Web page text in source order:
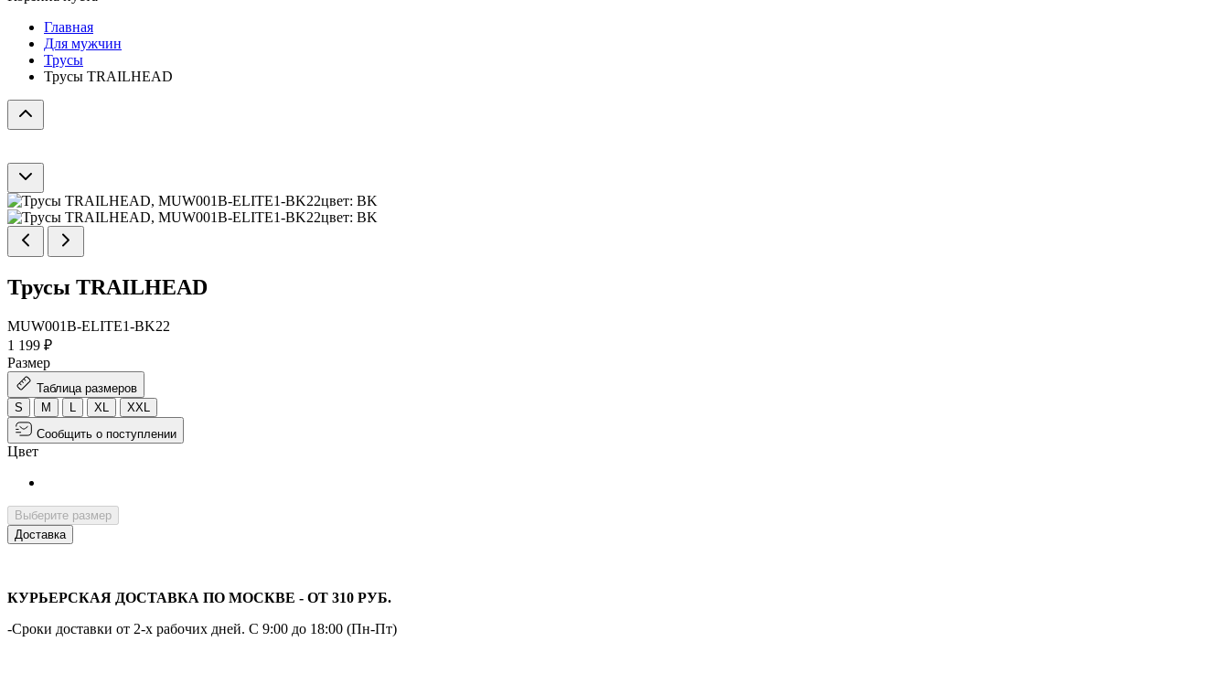
Главная
Для мужчин
Трусы
Трусы TRAILHEAD
Трусы TRAILHEAD
MUW001B-ELITE1-BK22
1 199 ₽
Размер
Таблица размеров
S
M XL
XXL
Сообщить о поступлении
Цвет
Выберите размер
Доставка
КУРЬЕРСКАЯ ДОСТАВКА ПО МОСКВЕ - ОТ 310 РУБ.
-Сроки доставки от 2-х рабочих дней. С 9:00 до 18:00 (Пн-Пт)